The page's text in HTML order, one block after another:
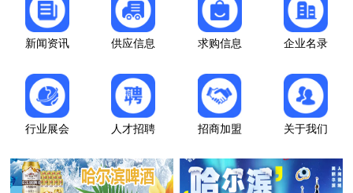
新闻资讯 供应信息 求购信息 企业名录
行业展会 人才招聘 招商加盟 关于我们